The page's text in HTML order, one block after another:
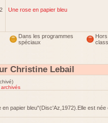
Une rose en papier bleu
Dans les programmes
spéciaux
Hors
Christine Lebail
papier bleu"(Disc'Az,1972).Elle est née